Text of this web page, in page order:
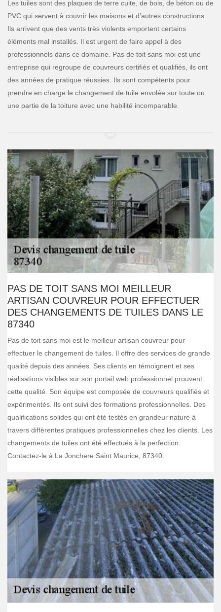
Les tuiles sont des plaques de terre cuite, de bois, de béton ou de
PVC qui servent à couvrir les maisons et d’autres constructions.
Ils arrivent que des vents très violents emportent certains
éléments mal installés. Il est urgent de faire appel à des
professionnels dans ce domaine. Pas de toit sans moi est une
entreprise qui regroupe de couvreurs certifiés et qualifiés, ils ont
des années de pratique réussies. Ils sont compétents pour
prendre en charge le changement de tuile envolée sur toute ou
une partie de la toiture avec une habilité incomparable.
PAS DE TOIT SANS MOI MEILLEUR
ARTISAN COUVREUR POUR EFFECTUER
DES CHANGEMENTS DE TUILES DANS LE
87340
Pas de toit sans moi est le meilleur artisan couvreur pour
effectuer le changement de tuiles. Il offre des services de grande
qualité depuis des années. Ses clients en témoignent et ses
réalisations visibles sur son portail web professionnel prouvent
cette qualité. Son équipe est composée de couvreurs qualifiés et
expérimentés. Ils ont suivi des formations professionnelles. Des
qualifications solides qui ont été testés en grandeur nature à
travers différentes pratiques professionnelles chez les clients. Les
changements de tuiles ont été effectués à la perfection.
Contactez-le à La Jonchere Saint Maurice, 87340.